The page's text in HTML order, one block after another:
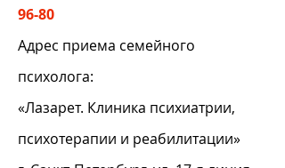
96-80
Адрес приема семейного
психолога:
«Лазарет. Клиника психиатрии,
психотерапии и реабилитации»